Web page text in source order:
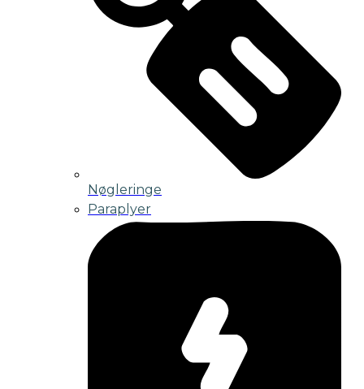
Nøgleringe
Paraplyer